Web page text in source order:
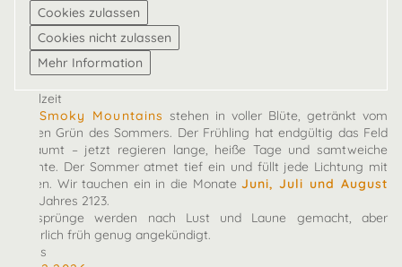
Spielzeit
DieSmoky Mountains stehen in voller Blüte, getränkt vom
satten Grün des Sommers. Der Frühling hat endgültig das Feld
geräumt – jetzt regieren lange, heiße Tage und samtweiche
Nächte. Der Sommer atmet tief ein und füllt jede Lichtung mit
Leben. Wir tauchen ein in die MonateJuni, Juli und August
des Jahres 2123.
Zeitsprünge werden nach Lust und Laune gemacht, aber
natürlich früh genug angekündigt.
News